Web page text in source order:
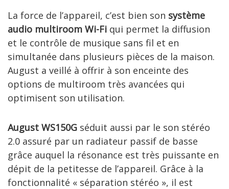
La force de l’appareil, c’est bien son système
audio multiroom Wi-Fi qui permet la diffusion
et le contrôle de musique sans fil et en
simultanée dans plusieurs pièces de la maison.
August a veillé à offrir à son enceinte des
options de multiroom très avancées qui
optimisent son utilisation.
August WS150G séduit aussi par le son stéréo
2.0 assuré par un radiateur passif de basse
grâce auquel la résonance est très puissante en
dépit de la petitesse de l’appareil. Grâce à la
fonctionnalité « séparation stéréo », il est